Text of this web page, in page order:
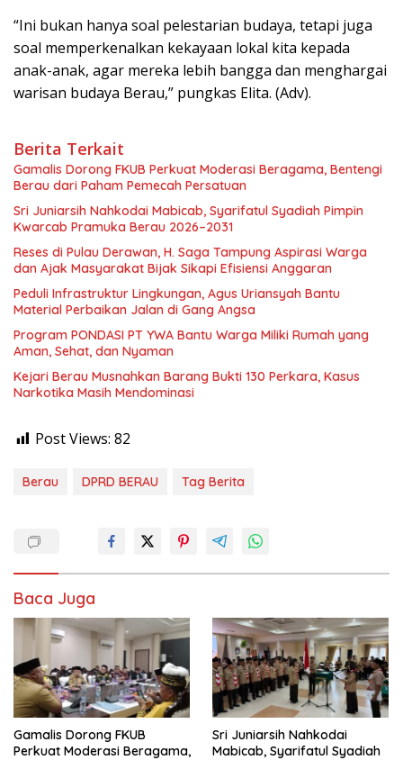
“Ini bukan hanya soal pelestarian budaya, tetapi juga
soal memperkenalkan kekayaan lokal kita kepada
anak-anak, agar mereka lebih bangga dan menghargai
warisan budaya Berau,” pungkas Elita. (Adv).
Berita Terkait
Gamalis Dorong FKUB Perkuat Moderasi Beragama, Bentengi
Berau dari Paham Pemecah Persatuan
Sri Juniarsih Nahkodai Mabicab, Syarifatul Syadiah Pimpin
Kwarcab Pramuka Berau 2026–2031
Reses di Pulau Derawan, H. Saga Tampung Aspirasi Warga
dan Ajak Masyarakat Bijak Sikapi Efisiensi Anggaran
Peduli Infrastruktur Lingkungan, Agus Uriansyah Bantu
Material Perbaikan Jalan di Gang Angsa
Program PONDASI PT YWA Bantu Warga Miliki Rumah yang
Aman, Sehat, dan Nyaman
Kejari Berau Musnahkan Barang Bukti 130 Perkara, Kasus
Narkotika Masih Mendominasi
Post Views: 82
Berau DPRD BERAU Tag Berita
Baca Juga
Gamalis Dorong FKUB
Perkuat Moderasi Beragama,
Sri Juniarsih Nahkodai
Mabicab, Syarifatul Syadiah